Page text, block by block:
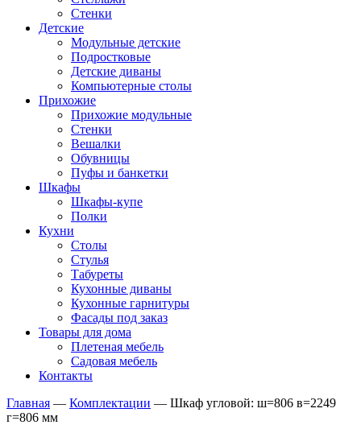
Стенки
Детские
Модульные детские
Подростковые
Детские диваны
Компьютерные столы
Прихожие
Прихожие модульные
Стенки
Вешалки
Обувницы
Пуфы и банкетки
Шкафы
Шкафы-купе
Полки
Кухни
Столы
Стулья
Табуреты
Кухонные диваны
Кухонные гарнитуры
Фасады под заказ
Товары для дома
Плетеная мебель
Садовая мебель
Контакты
Главная — Комплектации — Шкаф угловой: ш=806 в=2249
г=806 мм